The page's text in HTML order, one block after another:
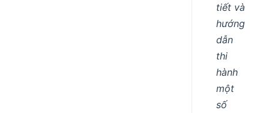
tiết và
hướng
dẫn
thi
hành
một
số